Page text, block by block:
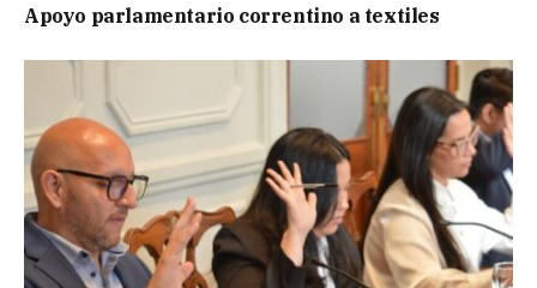
Apoyo parlamentario correntino a textiles